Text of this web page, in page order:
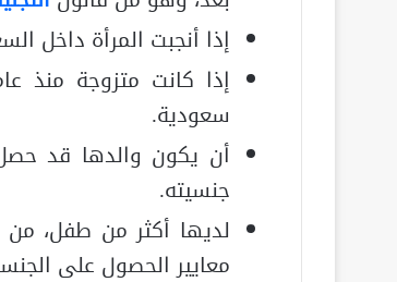
إذا أنجبت المرأة داخل
إذا كانت متزوجة منذ
سعودية.
أن يكون والدها قد
جنسيته.
لديها أكثر من طفل، من
معايير الحصول على